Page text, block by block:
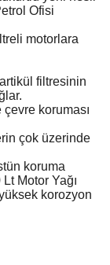
Ofisi
motorlara
filtresinin
koruması
çok üzerinde
koruma
Motor Yağı
korozyon